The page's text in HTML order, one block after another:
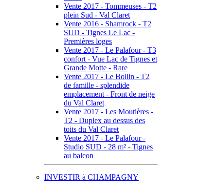
Vente 2017 - Tommeuses - T2
plein Sud - Val Claret
Vente 2016 - Shamrock - T2
SUD - Tignes Le Lac -
Premières loges
Vente 2017 - Le Palafour - T3
confort - Vue Lac de Tignes et
Grande Motte - Rare
Vente 2017 - Le Bollin - T2
de famille - splendide
emplacement - Front de neige
du Val Claret
Vente 2017 - Les Moutières -
T2 - Duplex au dessus des
toits du Val Claret
Vente 2017 - Le Palafour -
Studio SUD - 28 m² - Tignes
au balcon
INVESTIR à CHAMPAGNY